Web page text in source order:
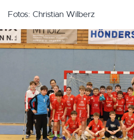
Fotos: Christian Wilberz